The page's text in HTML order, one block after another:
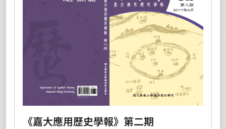
《嘉大應用歷史學報》第二期